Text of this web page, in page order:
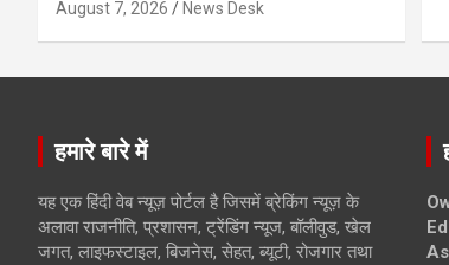
August 7, 2026 News Desk
हमारे बारे में
यह एक हिंदी वेब न्यूज़ पोर्टल है जिसमें ब्रेकिंग न्यूज़ के
अलावा राजनीति, प्रशासन, ट्रेंडिंग न्यूज, बॉलीवुड, खेल
जगत, लाइफस्टाइल, बिजनेस, सेहत, ब्यूटी, रोजगार तथा